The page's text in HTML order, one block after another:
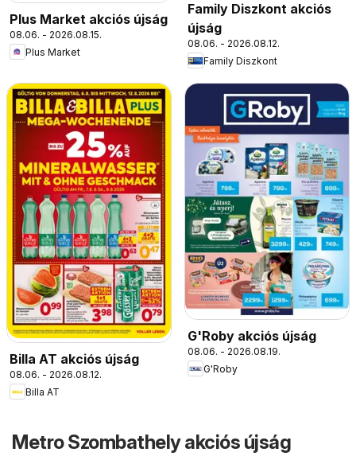
Plus Market akciós újság
08.06. - 2026.08.15.
Plus Market
Family Diszkont akciós
újság
08.06. - 2026.08.12.
Family Diszkont
Billa AT akciós újság
08.06. - 2026.08.12.
Billa AT
G'Roby akciós újság
08.06. - 2026.08.19.
G'Roby
Metro Szombathely akciós újság